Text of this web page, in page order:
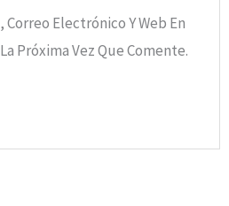
Electrónico Y Web En
Próxima Vez Que Comente.